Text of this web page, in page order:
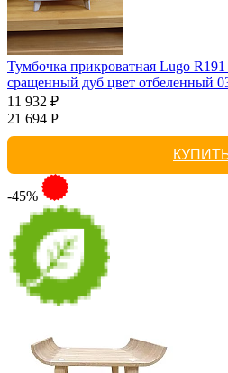
Тумбочка прикроватная Lugo
сращенный дуб цвет отбеленный
11 932 ₽
21 694 Р
-45%